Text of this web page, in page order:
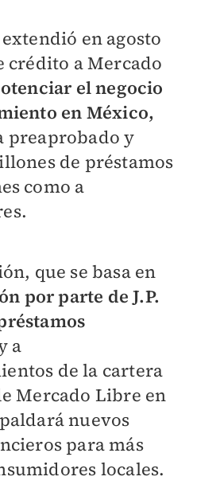
en agosto
crédito a Mercado
el negocio
en México,
preaprobado y
de préstamos
como a
que se basa en
por parte de J.P.
a
de la cartera
Mercado Libre en
nuevos
para más
locales.